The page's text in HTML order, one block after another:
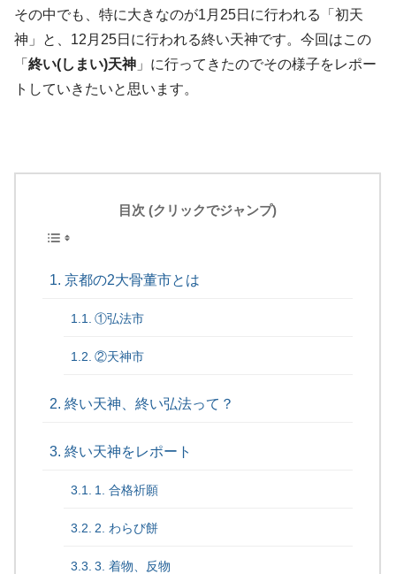
その中でも、特に大きなのが1月25日に行われる「初天
神」と、12月25日に行われる終い天神です。今回はこの
「終い(しまい)天神 」に行ってきたのでその様子をレポー
トしていきたいと思います。
目次 (クリックでジャンプ)
京都の2大骨董市とは
①弘法市
②天神市
終い天神、終い弘法って？
終い天神をレポート
1. 合格祈願
2. わらび餅
3. 着物、反物